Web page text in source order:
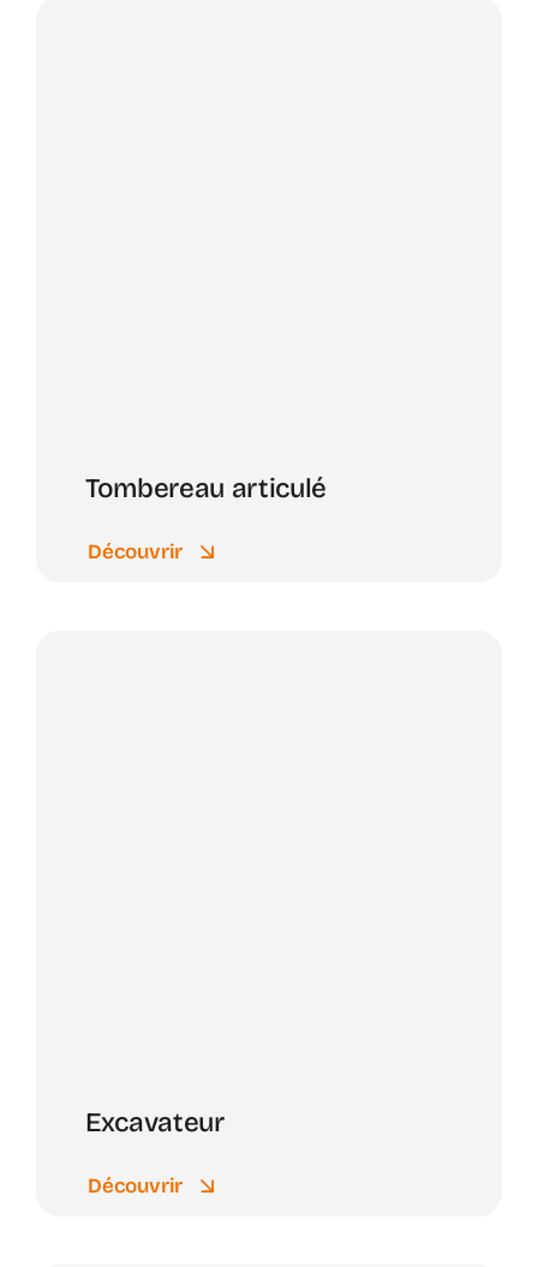
Tombereau articulé
Découvrir
Excavateur
Découvrir